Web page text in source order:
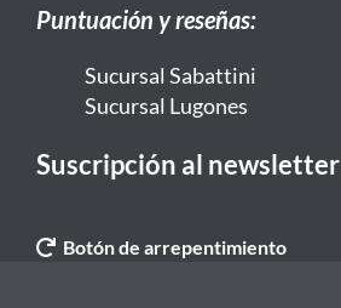
Puntuación y reseñas:
Sucursal Sabattini
Sucursal Lugones
Suscripción al newsletter
Botón de arrepentimiento